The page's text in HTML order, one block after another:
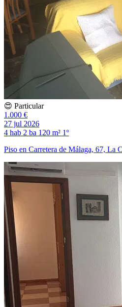
😍 Particular
1.000 €
27 jul 2026
4 hab 2 ba 120 m² 1º
Piso en Carretera de Málaga, 67, La